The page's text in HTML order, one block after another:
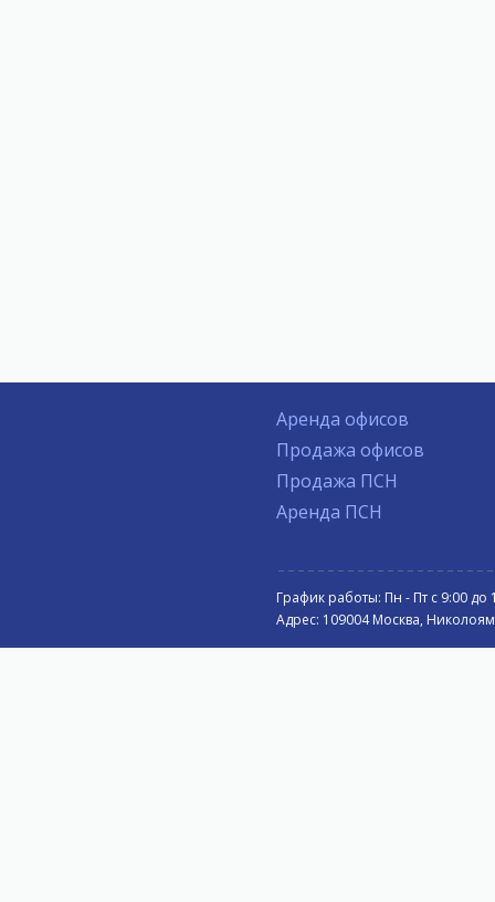
Аренда офисов
Продажа офисов
Продажа ПСН
Аренда ПСН
График работы: Пн - Пт с 9:00 до
Адрес: 109004 Москва,